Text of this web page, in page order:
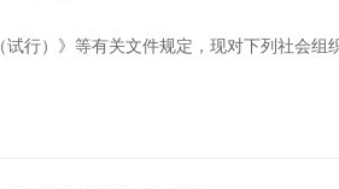
行）》等有关文件规定，现对下列社会组